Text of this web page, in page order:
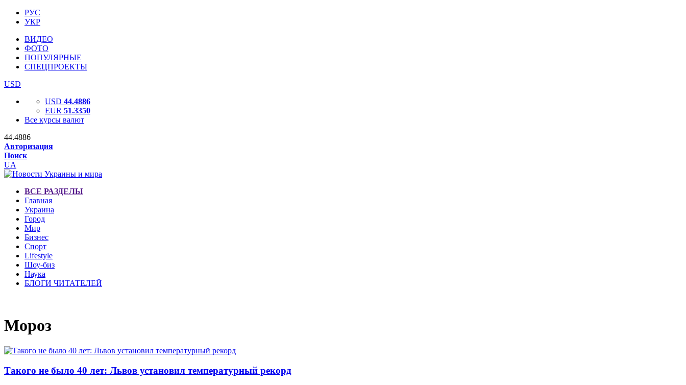
РУС
УКР
ВИДЕО
ФОТО
ПОПУЛЯРНЫЕ
СПЕЦПРОЕКТЫ
USD
USD 44.4886
EUR 51.3350
Все курсы валют
44.4886
Авторизация
Поиск
UA
ВСЕ РАЗДЕЛЫ
Главная
Украина
Город
Мир
Бизнес
Спорт
Lifestyle
Шоу-биз
Наука
БЛОГИ ЧИТАТЕЛЕЙ
Мороз
Такого не было 40 лет: Львов установил температурный рекорд